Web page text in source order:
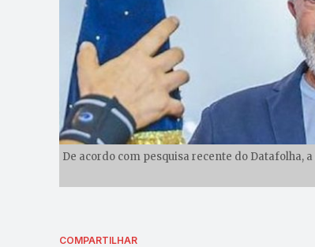
De acordo com pesquisa recente do Datafolha,
COMPARTILHAR